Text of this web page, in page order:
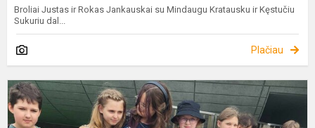
Broliai Justas ir Rokas Jankauskai su Mindaugu Kratausku ir Kęstučiu
Sukuriu dal...
Plačiau